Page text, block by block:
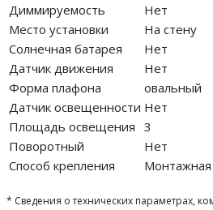
Диммируемость
Нет
Место установки
На стену
Солнечная батарея
Нет
Датчик движения
Нет
Форма плафона
овальный
Датчик освещенности Нет
Площадь освещения 3
Поворотный
Нет
Способ крепления
Монтажная
* Сведения о технических параметрах,